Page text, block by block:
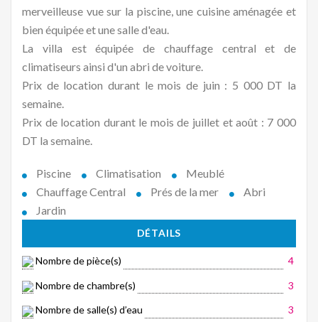
merveilleuse vue sur la piscine, une cuisine aménagée et
bien équipée et une salle d'eau.
La villa est équipée de chauffage central et de
climatiseurs ainsi d'un abri de voiture.
Prix de location durant le mois de juin : 5 000 DT la
semaine.
Prix de location durant le mois de juillet et août : 7 000
DT la semaine.
Piscine Climatisation
Meublé
Chauffage Central
Prés de la mer
Abri
Jardin
DÉTAILS
Nombre de pièce(s) 4
Nombre de chambre(s) 3
Nombre de salle(s) d’eau 3